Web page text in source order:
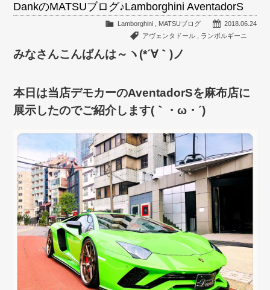
DankのMATSUブログ♪Lamborghini AventadorS
2018.06.24
Lamborghini, MATSUブログ
アヴェンタドール, ランボルギーニ
みなさんこんばんは～ヽ(*´∀｀)ノ
本日は当店デモカーのAventadorSを麻布店に
展示したのでご紹介します(｀・ω・´)ゞ